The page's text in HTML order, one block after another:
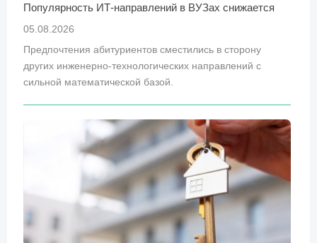
Популярность ИТ-направлений в ВУЗах снижается
05.08.2026
Предпочтения абитуриентов сместились в сторону
других инженерно-технологических направлений с
сильной математической базой.